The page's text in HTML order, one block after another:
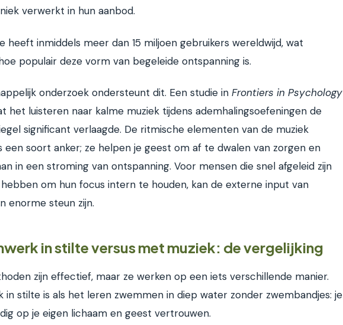
verwerkt in hun aanbod.
heeft inmiddels meer dan 15 miljoen gebruikers wereldwijd, wat
populair deze vorm van begeleide ontspanning is.
onderzoek ondersteunt dit. Een studie in Frontiers in Psychology
het luisteren naar kalme muziek tijdens ademhalingsoefeningen de
significant verlaagde. De ritmische elementen van de muziek
een soort anker; ze helpen je geest om af te dwalen van zorgen en
in een stroming van ontspanning. Voor mensen die snel afgeleid zijn
om hun focus intern te houden, kan de externe input van
enorme steun zijn.
in stilte versus met muziek: de vergelijking
zijn effectief, maar ze werken op een iets verschillende manier.
in stilte is als het leren zwemmen in diep water zonder zwembandjes: je
op je eigen lichaam en geest vertrouwen.